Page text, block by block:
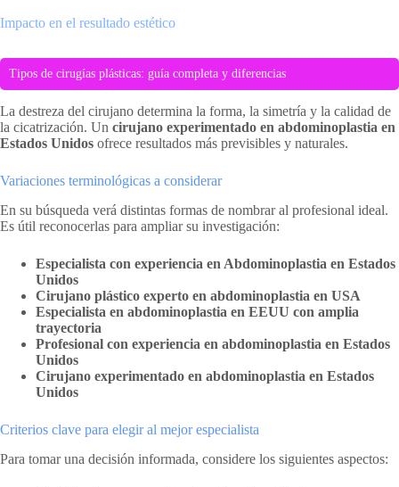
Impacto en el resultado estético
Tipos de cirugías plásticas: guía completa y diferencias
La destreza del cirujano determina la forma, la simetría y la calidad de
la cicatrización. Un cirujano experimentado en abdominoplastia en
Estados Unidos ofrece resultados más previsibles y naturales.
Variaciones terminológicas a considerar
En su búsqueda verá distintas formas de nombrar al profesional ideal.
Es útil reconocerlas para ampliar su investigación:
Especialista con experiencia en Abdominoplastia en Estados
Unidos
Cirujano plástico experto en abdominoplastia en USA
Especialista en abdominoplastia en EEUU con amplia
trayectoria
Profesional con experiencia en abdominoplastia en Estados
Unidos
Cirujano experimentado en abdominoplastia en Estados
Unidos
Criterios clave para elegir al mejor especialista
Para tomar una decisión informada, considere los siguientes aspectos: